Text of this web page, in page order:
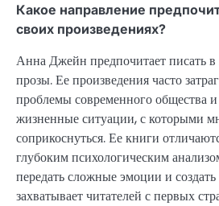
Какое направление
своих произведениях?
Анна Джейн предпочитает писать
прозы. Ее произведения часто
проблемы современного общества
жизненные ситуации, с которыми
соприкоснуться. Ее книги
глубоким психологическим
передать сложные эмоции и создать
захватывает читателей с первых